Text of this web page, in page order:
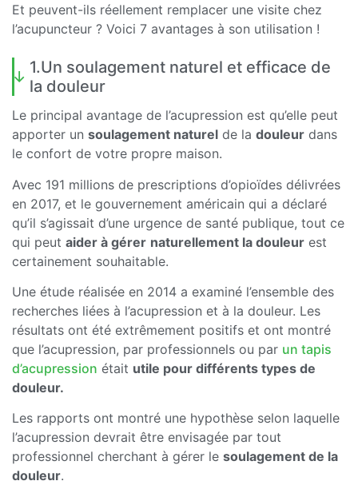
Et peuvent-ils réellement remplacer une visite chez
l’acupuncteur ? Voici 7 avantages à son utilisation !
1.Un soulagement naturel et efficace de
la douleur
Le principal avantage de l’acupression est qu’elle peut
apporter un soulagement naturel de la douleur dans
le confort de votre propre maison.
Avec 191 millions de prescriptions d’opioïdes délivrées
en 2017, et le gouvernement américain qui a déclaré
qu’il s’agissait d’une urgence de santé publique, tout ce
qui peut aider à gérer naturellement la douleur est
certainement souhaitable.
Une étude réalisée en 2014 a examiné l’ensemble des
recherches liées à l’acupression et à la douleur. Les
résultats ont été extrêmement positifs et ont montré
que l’acupression, par professionnels ou par un tapis
d’acupression était utile pour différents types de
douleur.
Les rapports ont montré une hypothèse selon laquelle
l’acupression devrait être envisagée par tout
professionnel cherchant à gérer le soulagement de la
douleur.